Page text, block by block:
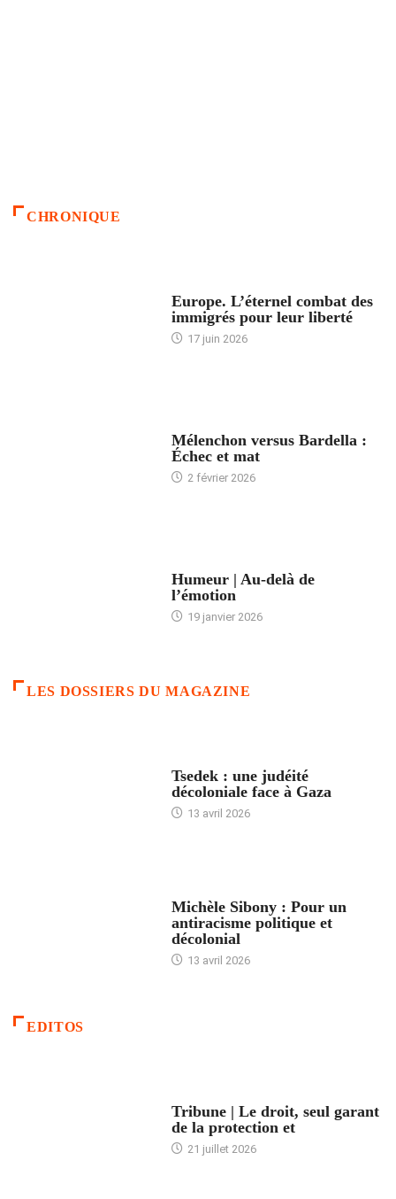
CHRONIQUE
Europe. L’éternel combat des
immigrés pour leur liberté
17 juin 2026
Mélenchon versus Bardella :
Échec et mat
2 février 2026
Humeur | Au-delà de
l’émotion
19 janvier 2026
LES DOSSIERS DU MAGAZINE
Tsedek : une judéité
décoloniale face à Gaza
13 avril 2026
Michèle Sibony : Pour un
antiracisme politique et
décolonial
13 avril 2026
EDITOS
Tribune | Le droit, seul garant
de la protection et
21 juillet 2026